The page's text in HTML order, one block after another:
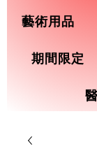
藝術用品
期間限定